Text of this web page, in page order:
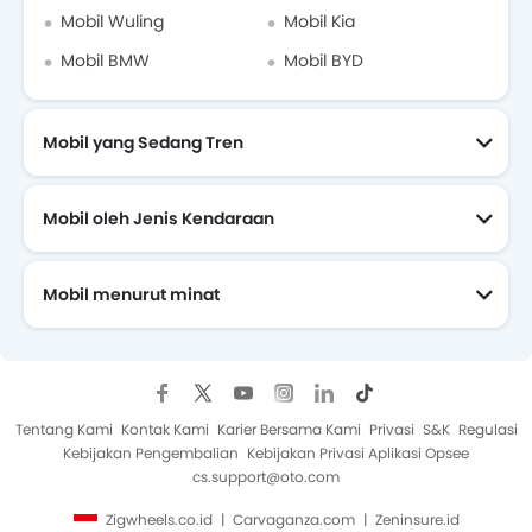
Dealer Toyota di jakarta-selatan
Mobil Wuling
Mobil Kia
Mobil BMW
Mobil BYD
Mobil yang Sedang Tren
Mobil oleh Jenis Kendaraan
Mobil menurut minat
Tentang Kami Kontak Kami Karier Bersama Kami Privasi S&K Regulasi
Kebijakan Pengembalian Kebijakan Privasi Aplikasi Opsee
cs.support@oto.com
Zigwheels.co.id Carvaganza.com Zeninsure.id